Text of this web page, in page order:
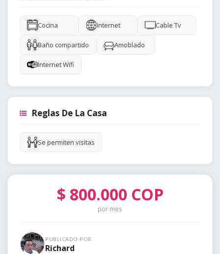
Cocina Internet Cable Tv
Baño compartido Amoblado
Internet Wifi
Reglas De La Casa
Se permiten visitas
$ 800.000 COP
por mes
PUBLICADO POR
Richard